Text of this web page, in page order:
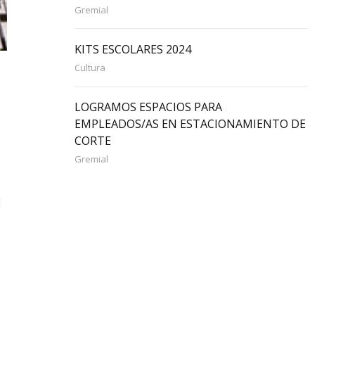
Gremial
KITS ESCOLARES 2024
Cultura
LOGRAMOS ESPACIOS PARA
EMPLEADOS/AS EN ESTACIONAMIENTO DE
CORTE
Gremial